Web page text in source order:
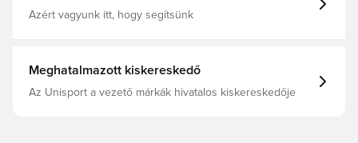
Azért vagyunk itt, hogy segítsünk
Meghatalmazott kiskereskedő
Az Unisport a vezető márkák hivatalos kiskereskedője